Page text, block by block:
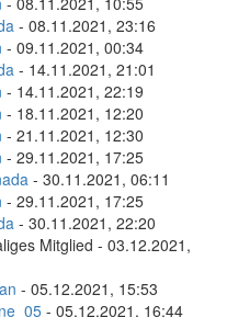
- 08.11.2021, 23:16
- 09.11.2021, 00:34
- 14.11.2021, 21:01
- 14.11.2021, 22:19
- 18.11.2021, 12:20
- 21.11.2021, 12:30
- 29.11.2021, 17:25
- 30.11.2021, 06:11
- 29.11.2021, 17:25
- 30.11.2021, 22:20
Mitglied - 03.12.2021,
- 05.12.2021, 15:53
- 05.12.2021, 16:44